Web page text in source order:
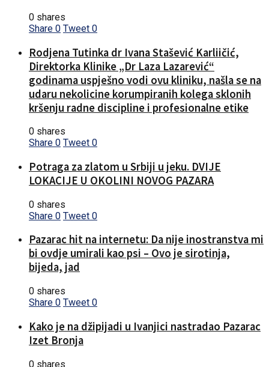
0 shares
Share 0 Tweet 0
Rodjena Tutinka dr Ivana Stašević Karliičić,
Direktorka Klinike „Dr Laza Lazarević“
godinama uspješno vodi ovu kliniku, našla se na
udaru nekolicine korumpiranih kolega sklonih
kršenju radne discipline i profesionalne etike
0 shares
Share 0 Tweet 0
Potraga za zlatom u Srbiji u jeku. DVIJE
LOKACIJE U OKOLINI NOVOG PAZARA
0 shares
Share 0 Tweet 0
Pazarac hit na internetu: Da nije inostranstva mi
bi ovdje umirali kao psi – Ovo je sirotinja,
bijeda, jad
0 shares
Share 0 Tweet 0
Kako je na džipijadi u Ivanjici nastradao Pazarac
Izet Bronja
0 shares